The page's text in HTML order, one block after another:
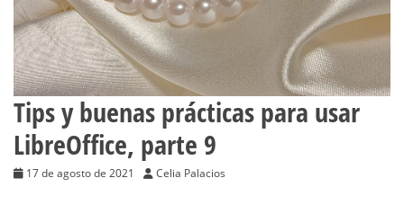
Tips y buenas prácticas para usar
LibreOffice, parte 9
17 de agosto de 2021 Celia Palacios